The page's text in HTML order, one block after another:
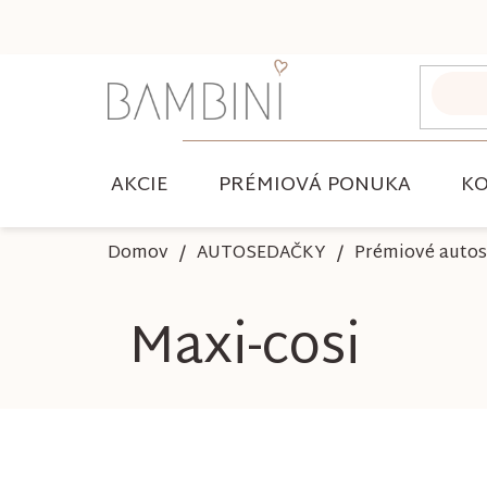
AKCIE PRÉMIOVÁ PONUKA
Domov AUTOSEDAČKY Prémiové
Maxi-cosi